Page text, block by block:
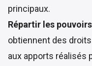
principaux.
Répartir les pouvoirs
obtiennent des
aux apports réalisés